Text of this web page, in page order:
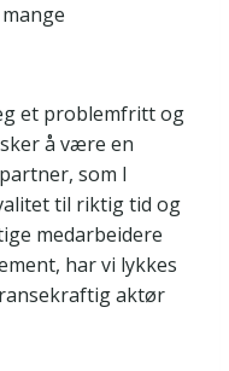
et problemfritt og
å være en
som I
til riktig tid og
medarbeidere
har vi lykkes
aktør